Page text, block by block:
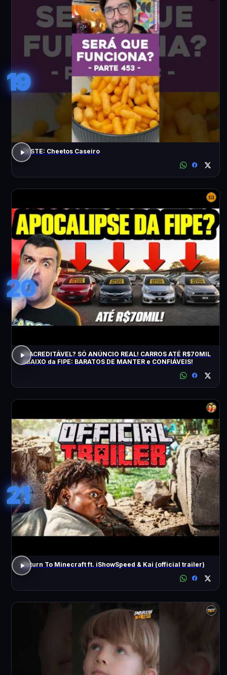
19
TESTE: Cheetos Caseiro
20
INACREDITÁVEL? SÓ ANÚNCIO REAL! CARROS ATÉ R$70MIL
ABAIXO da FIPE: BARATOS DE MANTER e CONFIÁVEIS!
21
Return To Minecraft ft. iShowSpeed & Kai (official trailer)